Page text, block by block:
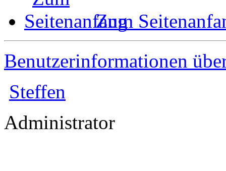
Zum
Benutzerinformationen
Steffen
Administrator